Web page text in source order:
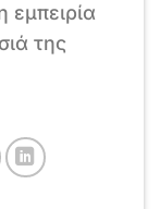
εμπειρία
της